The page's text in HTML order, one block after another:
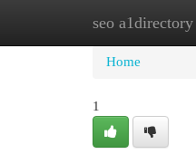
seo a1directory
Home
Home
1